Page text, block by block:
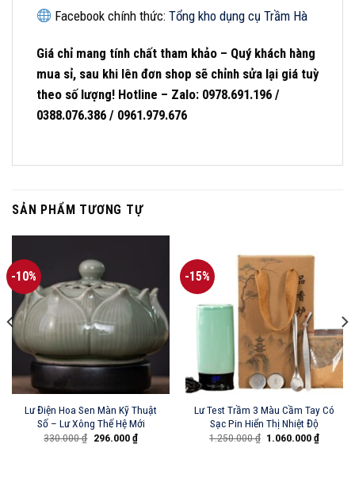
Facebook chính thức:Tổng kho dụng cụ Trầm Hà
Giá chỉ mang tính chất tham khảo – Quý khách hàng
mua sỉ, sau khi lên đơn shop sẽ chỉnh sửa lại giá tuỳ
theo số lượng! Hotline – Zalo: 0978.691.196 /
0388.076.386 / 0961.979.676
SẢN PHẨM TƯƠNG TỰ
-10%
Lư Điện Hoa Sen Màn Kỹ Thuật
Số – Lư Xông Thế Hệ Mới
330.000₫ Giá
296.000₫Giá
hiện
-15%
Lư Test Trầm 3 Màu Cầm Tay Có
Sạc Pin Hiển Thị Nhiệt Độ
1.250.000₫ Giá
1.060.000₫Giá